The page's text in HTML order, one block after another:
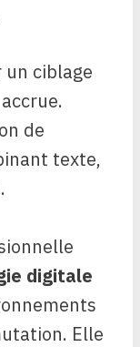
ciblage
de
texte,
digitale
Elle